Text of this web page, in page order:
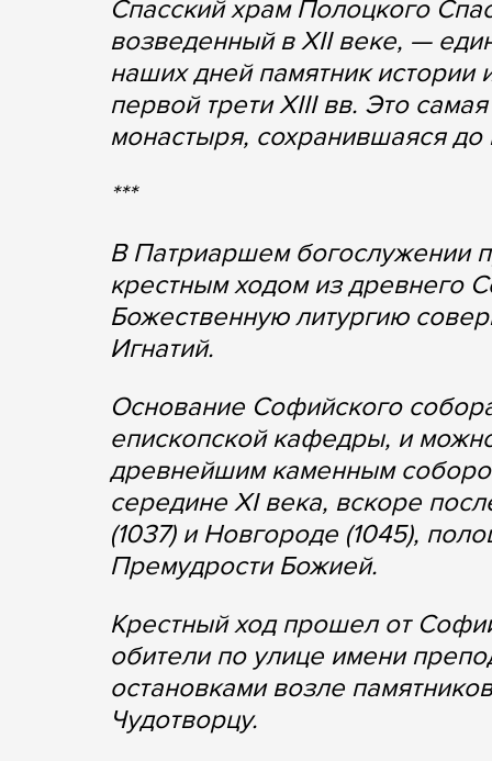
Спасский храм Полоцкого
возведенный в XII веке, —
наших дней памятник
первой трети XIII вв. Это
монастыря, сохранившаяся
***
В Патриаршем богослужении
крестным ходом из древнего
Божественную литургию
Игнатий.
Основание Софийского
епископской кафедры, и
древнейшим каменным
середине XI века, вскоре
(1037) и Новгороде (1045),
Премудрости Божией.
Крестный ход прошел от
обители по улице имени
остановками возле
Чудотворцу.